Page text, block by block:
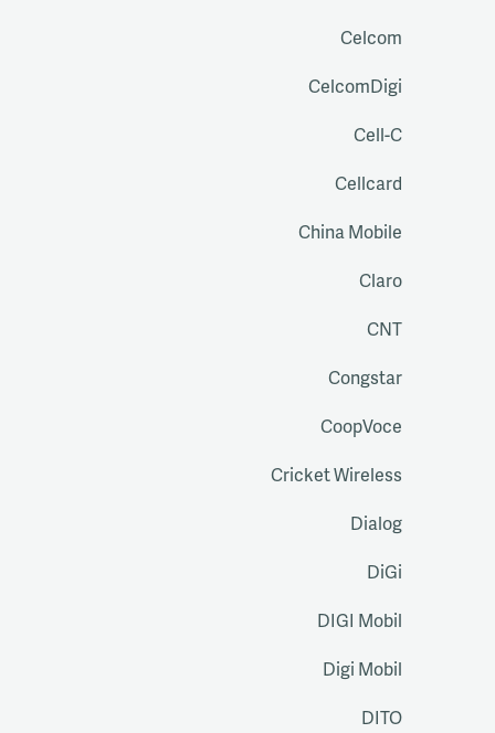
Celcom
CelcomDigi
Cell-C
Cellcard
China Mobile
Claro
CNT
Congstar
CoopVoce
Cricket Wireless
Dialog
DiGi
DIGI Mobil
Digi Mobil
DITO